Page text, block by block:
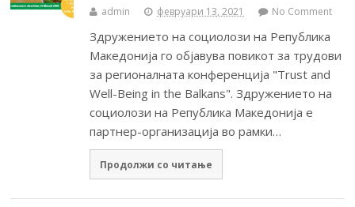
admin февруари 13, 2021 No Comment
Здружението на социолози на Република
Македонија го објавува повикот за трудови
за регионалната конференција "Trust and
Well-Being in the Balkans". Здружението на
социолози на Република Македонија е
партнер-организација во рамки…
Продолжи со читање